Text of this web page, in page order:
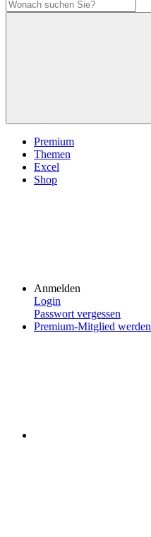
Premium
Themen
Excel
Shop
Anmelden
Login
Passwort vergessen
Premium-Mitglied werden